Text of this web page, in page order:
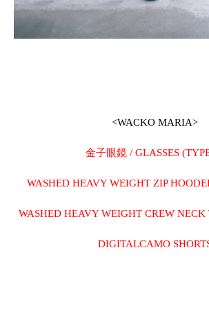
<WACKO MARIA>
金子眼鏡 / GLASSES
WASHED HEAVY WEIGHT ZIP
WASHED HEAVY WEIGHT CREW NECK
DIGITALCAMO